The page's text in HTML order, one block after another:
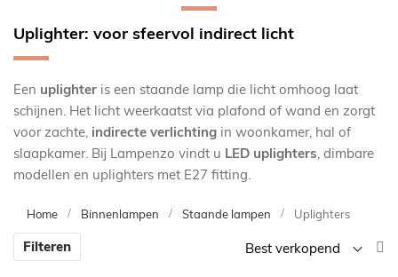
Uplighter: voor sfeervol indirect licht
Een uplighter is een staande lamp die licht omhoog laat
schijnen. Het licht weerkaatst via plafond of wand en zorgt
voor zachte, indirecte verlichting in woonkamer, hal of
slaapkamer. Bij Lampenzo vindt u LED uplighters, dimbare
modellen en uplighters met E27 fitting.
Home Binnenlampen Staande lampen Uplighters
Filteren